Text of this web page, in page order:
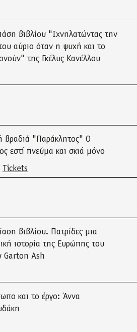
βιβλίου "Ιχνηλατώντας την
αύριο όταν η ψυχή και το
της Γκέλυς Κανέλλου
βραδιά "Παράκλητος" Ο
εστί πνεύμα και σκιά μόνο
Tickets
βιβλίου. Πατρίδες μια
ιστορία της Ευρώπης του
Garton Ash
και το έργο: Άννα